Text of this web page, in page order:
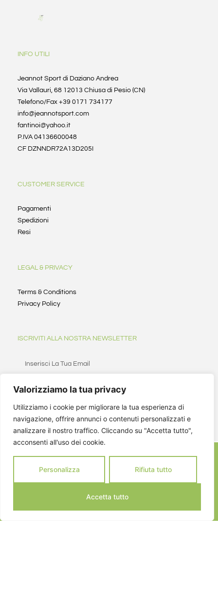
Valorizziamo la tua privacy
Utilizziamo i cookie per migliorare la tua esperienza di
navigazione, offrire annunci o contenuti personalizzati e
analizzare il nostro traffico. Cliccando su "Accetta tutto",
acconsenti all'uso dei cookie.
Personalizza Rifiuta tutto
Accetta tutto
INFO UTILI
Jeannot Sport di Daziano Andrea
Via Vallauri, 68 12013 Chiusa di Pesio (CN)
Telefono/Fax +39 0171 734177
info@jeannotsport.com
fantinoi@yahoo.it
P.IVA 04136600048
CF DZNNDR72A13D205I
CUSTOMER SERVICE
Pagamenti
Spedizioni
Resi
LEGAL & PRIVACY
Terms & Conditions
Privacy Policy
ISCRIVITI ALLA NOSTRA NEWSLETTER